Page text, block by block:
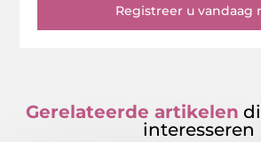
Registreer u vandaag
Gerelateerde artikelen
interesseren